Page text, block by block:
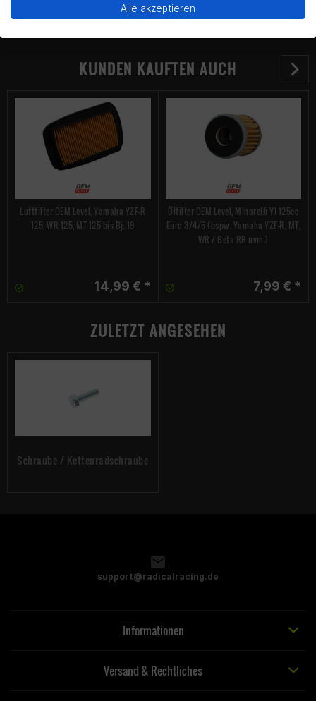
KUNDEN KAUFTEN AUCH
Luftfilter OEM Level, Yamaha YZF-R
125, WR 125, MT 125 bis Bj. 19
14,99 € *
Ölfilter OEM Level, Minarelli YI 125cc
Euro 3/4/5 (bspw. Yamaha YZF-R, MT,
WR / Beta RR uvm.)
7,99 € *
ZULETZT ANGESEHEN
Schraube / Kettenradschraube
support@radicalracing.de
Informationen
Versand & Rechtliches
No thanks.
Alle akzeptieren